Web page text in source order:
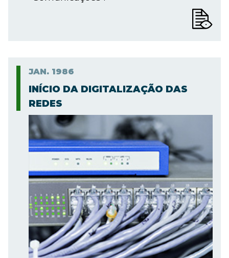
JAN. 1986
INÍCIO DA DIGITALIZAÇÃO DAS
REDES